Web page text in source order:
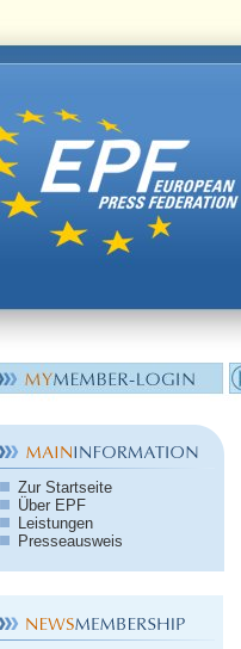
Zur Startseite
Über EPF
Leistungen
Presseausweis